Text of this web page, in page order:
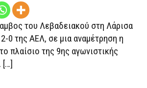
ΤΕΤΡΆΔΑ
του Λεβαδειακού στη Λάρισα
0 της ΑΕΛ, σε μια αναμέτρηση η
πλαίσιο της 9ης αγωνιστικής
[…]